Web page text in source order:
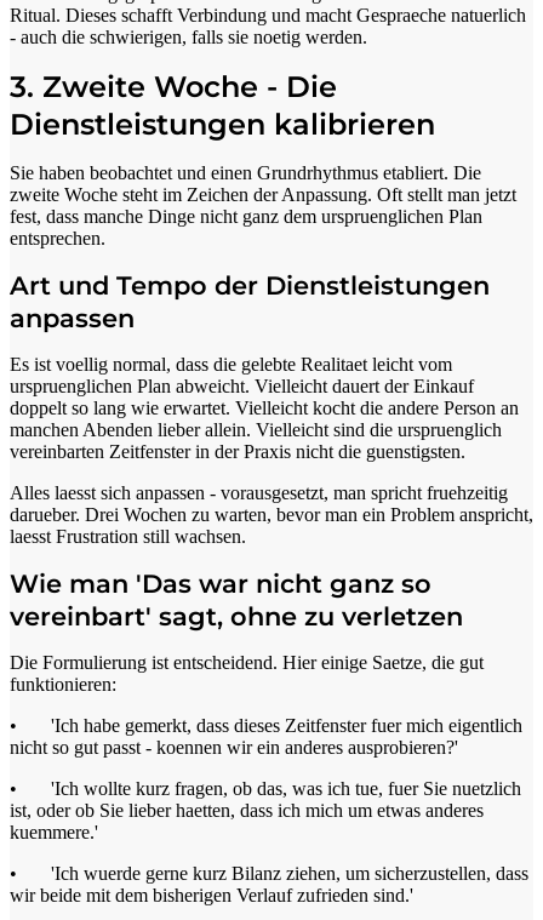
Ritual. Dieses schafft Verbindung und macht Gespraeche natuerlich
- auch die schwierigen, falls sie noetig werden.
3. Zweite Woche - Die
Dienstleistungen kalibrieren
Sie haben beobachtet und einen Grundrhythmus etabliert. Die
zweite Woche steht im Zeichen der Anpassung. Oft stellt man jetzt
fest, dass manche Dinge nicht ganz dem urspruenglichen Plan
entsprechen.
Art und Tempo der Dienstleistungen
anpassen
Es ist voellig normal, dass die gelebte Realitaet leicht vom
urspruenglichen Plan abweicht. Vielleicht dauert der Einkauf
doppelt so lang wie erwartet. Vielleicht kocht die andere Person an
manchen Abenden lieber allein. Vielleicht sind die urspruenglich
vereinbarten Zeitfenster in der Praxis nicht die guenstigsten.
Alles laesst sich anpassen - vorausgesetzt, man spricht fruehzeitig
darueber. Drei Wochen zu warten, bevor man ein Problem anspricht,
laesst Frustration still wachsen.
Wie man 'Das war nicht ganz so
vereinbart' sagt, ohne zu verletzen
Die Formulierung ist entscheidend. Hier einige Saetze, die gut
funktionieren:
• 'Ich habe gemerkt, dass dieses Zeitfenster fuer mich eigentlich
nicht so gut passt - koennen wir ein anderes ausprobieren?'
• 'Ich wollte kurz fragen, ob das, was ich tue, fuer Sie nuetzlich
ist, oder ob Sie lieber haetten, dass ich mich um etwas anderes
kuemmere.'
• 'Ich wuerde gerne kurz Bilanz ziehen, um sicherzustellen, dass
wir beide mit dem bisherigen Verlauf zufrieden sind.'